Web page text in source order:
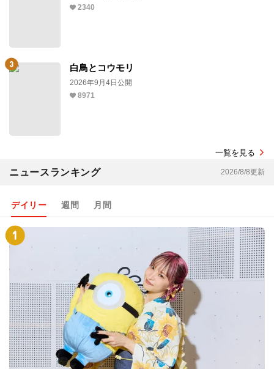
2340
白鳥とコウモリ
2026年9月4日公開
8971
一覧を見る
ニュースランキング 2026/8/8更新
デイリー 週間 月間